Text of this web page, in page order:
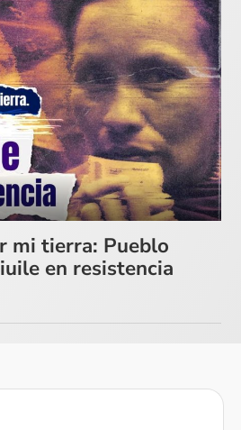
mi tierra: Pueblo
en resistencia